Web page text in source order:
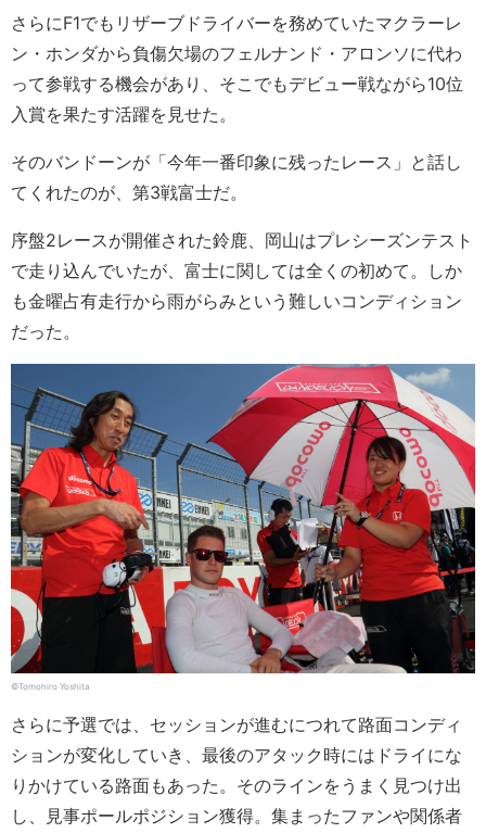
さらにF1でもリザーブドライバーを務めていたマクラーレ
ン・ホンダから負傷欠場のフェルナンド・アロンソに代わ
って参戦する機会があり、そこでもデビュー戦ながら10位
入賞を果たす活躍を見せた。
そのバンドーンが「今年一番印象に残ったレース」と話し
てくれたのが、第3戦富士だ。
序盤2レースが開催された鈴鹿、岡山はプレシーズンテスト
で走り込んでいたが、富士に関しては全くの初めて。しか
も金曜占有走行から雨がらみという難しいコンディション
だった。
©︎Tomohiro Yoshita
さらに予選では、セッションが進むにつれて路面コンディ
ションが変化していき、最後のアタック時にはドライにな
りかけている路面もあった。そのラインをうまく見つけ出
し、見事ポールポジション獲得。集まったファンや関係者